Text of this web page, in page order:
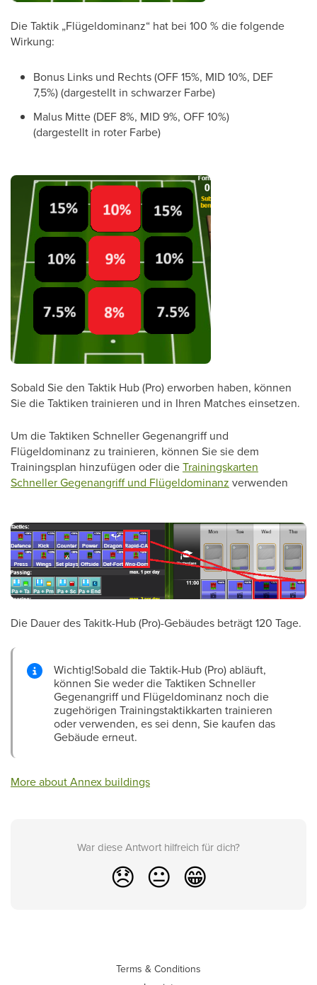
Die Taktik „Flügeldominanz“ hat bei 100 % die folgende
Wirkung:
Bonus Links und Rechts (OFF 15%, MID 10%, DEF
7,5%) (dargestellt in schwarzer Farbe)
Malus Mitte (DEF 8%, MID 9%, OFF 10%)
(dargestellt in roter Farbe)
Sobald Sie den Taktik Hub (Pro) erworben haben, können
Sie die Taktiken trainieren und in Ihren Matches einsetzen.
Um die Taktiken Schneller Gegenangriff und
Flügeldominanz zu trainieren, können Sie sie dem
Trainingsplan hinzufügen oder dieTrainingskarten
Schneller Gegenangriff und Flügeldominanz verwenden
Die Dauer des Takitk-Hub (Pro)-Gebäudes beträgt 120 Tage.
Wichtig!Sobald die Taktik-Hub (Pro) abläuft,
können Sie weder die Taktiken Schneller
Gegenangriff und Flügeldominanz noch die
zugehörigen Trainingstaktikkarten trainieren
oder verwenden, es sei denn, Sie kaufen das
Gebäude erneut.
More about Annex buildings
War diese Antwort hilfreich für dich?
😞 😐 😁
Terms & Conditions